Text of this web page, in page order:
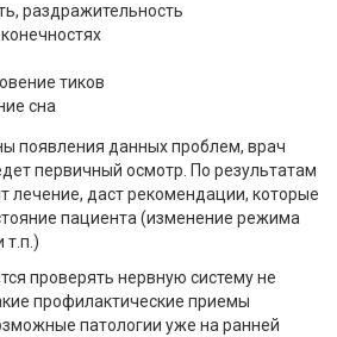
раздражительность
тиков
сна
появления данных проблем, врач
первичный осмотр. По результатам
лечение, даст рекомендации, которые
пациента (изменение режима
т.п.)
проверять нервную систему не
профилактические приемы
патологии уже на ранней